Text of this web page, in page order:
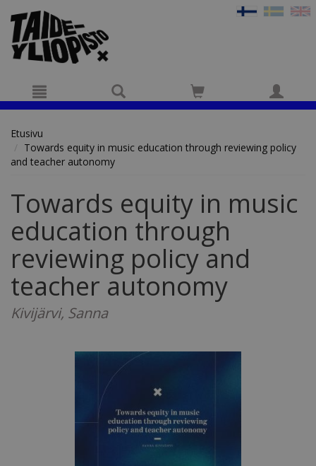
Etusivu
Towards equity in music education through reviewing policy
and teacher autonomy
Towards equity in music
education through
reviewing policy and
teacher autonomy
Kivijärvi, Sanna